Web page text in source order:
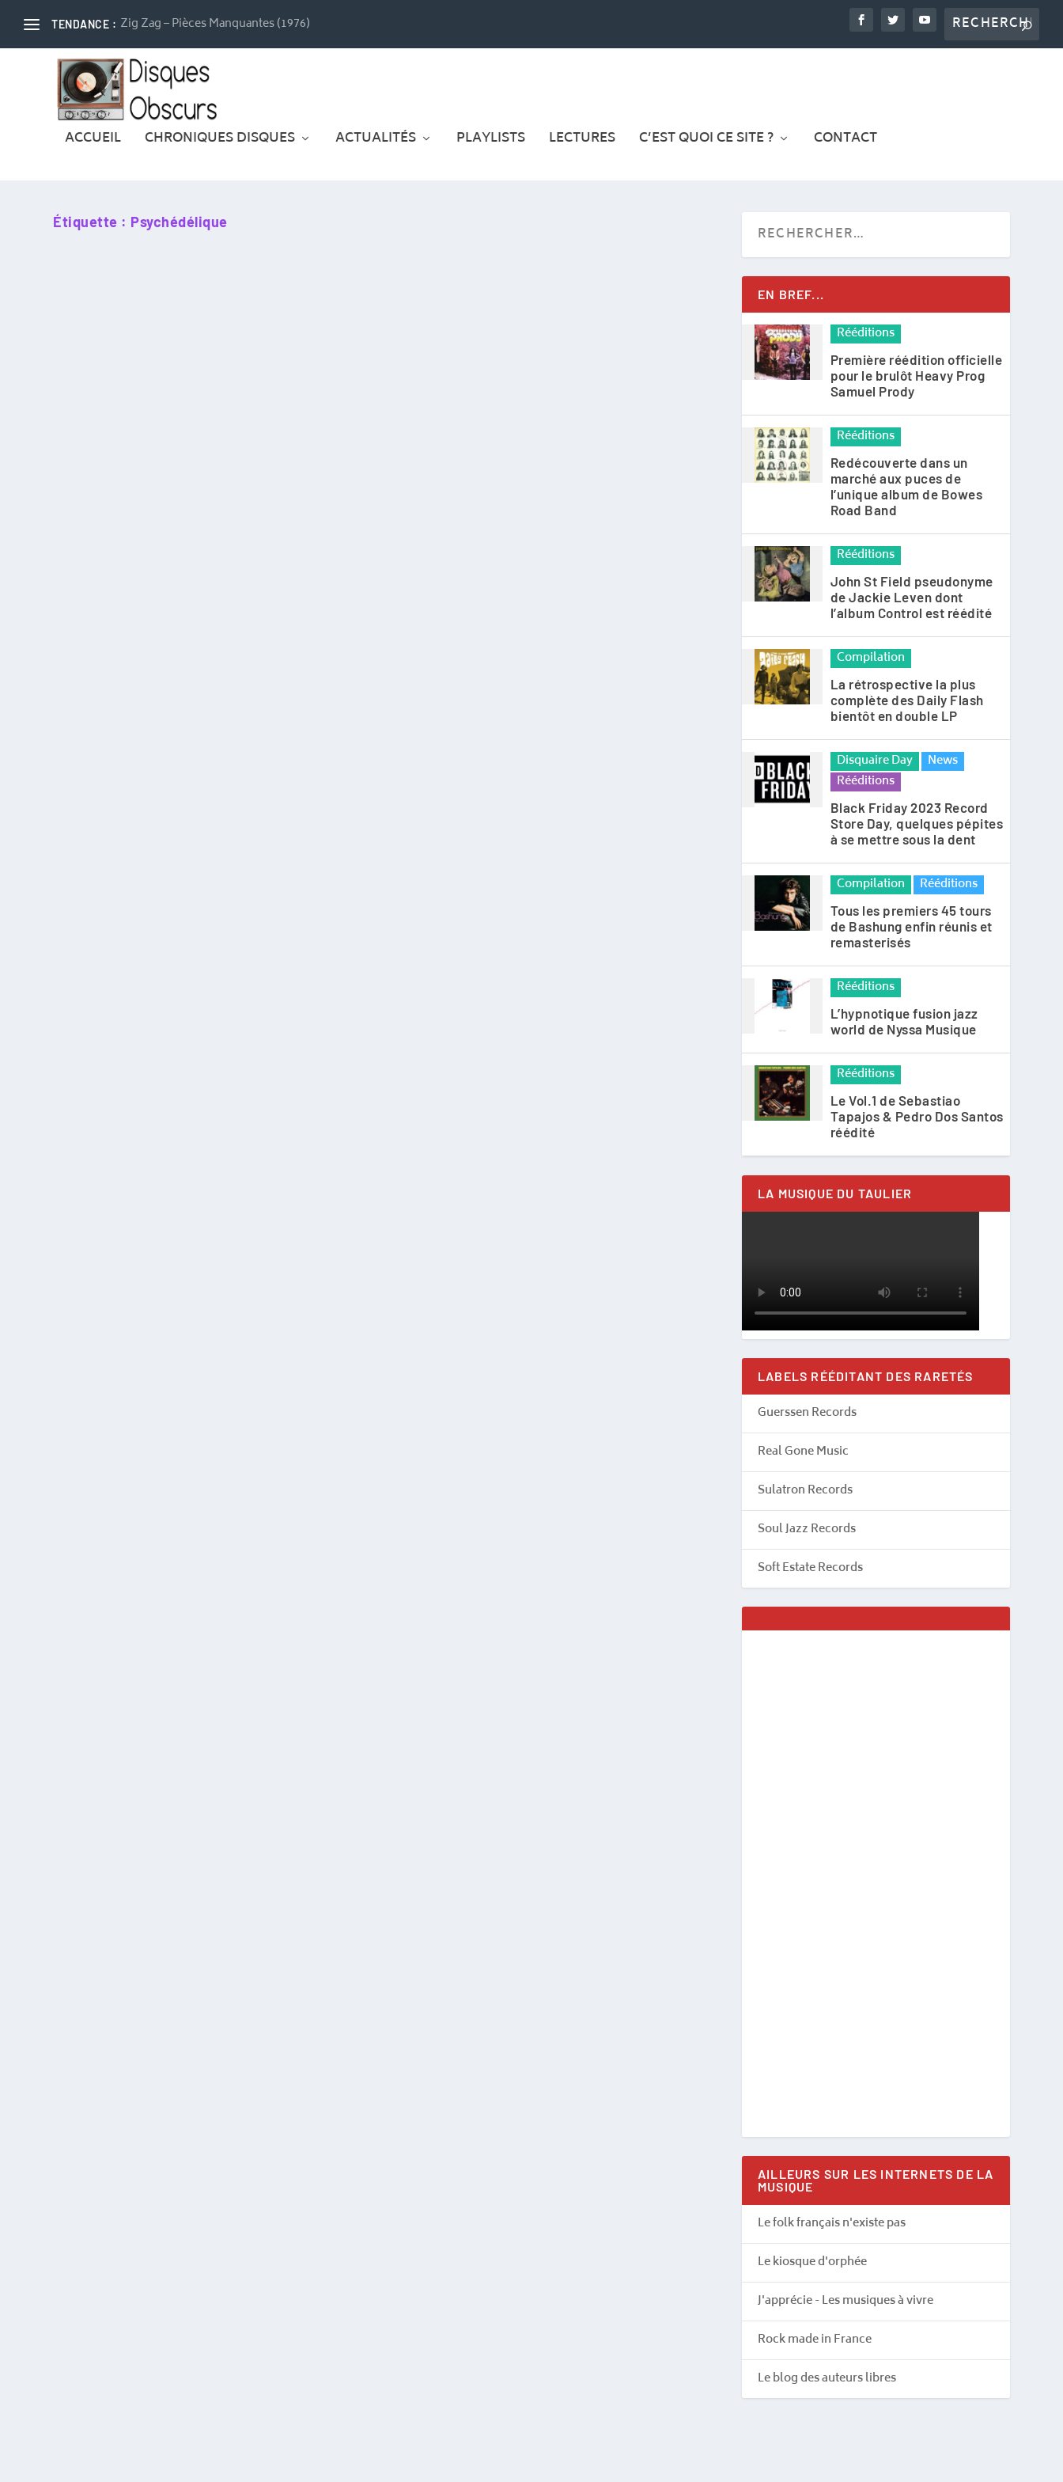
TENDANCE : Zig Zag – Pièces Manquantes (1976)
ACCUEIL CHRONIQUES DISQUES ACTUALITÉS PLAYLISTS LECTURES C’EST QUOI CE SITE ? CONTACT
Étiquette : Psychédélique
EN BREF...
Rééditions
Première réédition officielle
pour le brulôt Heavy Prog
Samuel Prody
Rééditions
Redécouverte dans un
marché aux puces de
l’unique album de Bowes
Road Band
Rééditions
John St Field pseudonyme
de Jackie Leven dont
l’album Control est réédité
Compilation
La rétrospective la plus
complète des Daily Flash
bientôt en double LP
Disquaire Day
News
Rééditions
Black Friday 2023 Record
Store Day, quelques pépites
à se mettre sous la dent
Compilation Rééditions
Tous les premiers 45 tours
de Bashung enfin réunis et
remasterisés
Rééditions
L’hypnotique fusion jazz
world de Nyssa Musique
Rééditions
Le Vol.1 de Sebastiao
Tapajos & Pedro Dos Santos
réédité
LA MUSIQUE DU TAULIER
LABELS RÉÉDITANT DES RARETÉS
Guerssen Records
Real Gone Music
Sulatron Records
Soul Jazz Records
Soft Estate Records
AILLEURS SUR LES INTERNETS DE LA
MUSIQUE
Le folk français n'existe pas
Le kiosque d'orphée
J'apprécie - Les musiques à vivre
Rock made in France
Le blog des auteurs libres